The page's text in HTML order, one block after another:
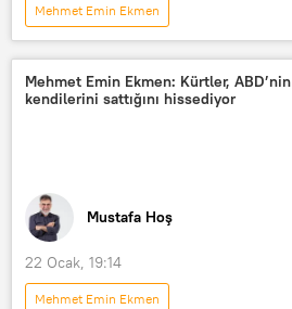
Mehmet Emin Ekmen
MUSTAFA HOŞ İLE YOL ARKADAŞI
Orhan Veli
Akın Gürlek
Küba
İmralı
Meksika
Mehmet Emin Ekmen: Kürtler, ABD’nin
kendilerini sattığını hissediyor
Mustafa Hoş
22 Ocak, 19:14
Mehmet Emin Ekmen